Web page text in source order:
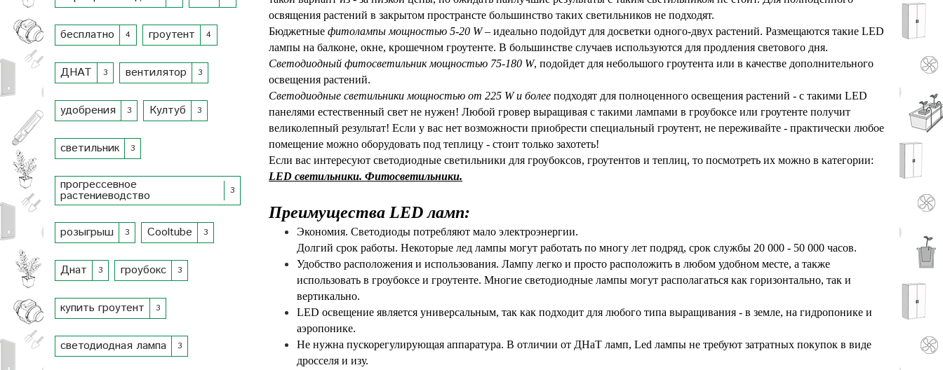
освящения растений в закрытом пространсте большинство таких светильников не подходят.
Бюджетные фитолампы мощностью 5-20 W– идеально подойдут для досветки одного-двух растений. Размещаются такие LED
лампы на балконе, окне, крошечном гроутенте. В большинстве случаев используются для продления светового дня.
Светодиодный фитосветильник мощностью 75-180 W, подойдет для небольшого гроутента или в качестве дополнительного
освещения растений.
Светодиодные светильники мощностью от 225 W и более подходят для полноценного освещения растений - с такими LED
панелями естественный свет не нужен! Любой гровер выращивая с такими лампами в гроубоксе или гроутенте получит
великолепный результат! Если у вас нет возможности приобрести специальный гроутент, не переживайте - практически любое
помещение можно оборудовать под теплицу - стоит только захотеть!
Если вас интересуют светодиодные светильники для гроубоксов, гроутентов и теплиц, то посмотреть их можно в категории:
LED светильники. Фитосветильники.
Преимущества LED ламп:
Экономия. Светодиоды потребляют мало электроэнергии.
Долгий срок работы. Некоторые лед лампы могут работать по многу лет подряд, срок службы 20 000 - 50 000 часов.
Удобство расположения и использования. Лампу легко и просто расположить в любом удобном месте, а также
использовать в гроубоксе и гроутенте. Многие светодиодные лампы могут располагаться как горизонтально, так и
вертикально.
LED освещение является универсальным, так как подходит для любого типа выращивания - в земле, на гидропонике и
аэропонике.
Не нужна пускорегулирующая аппаратура. В отличии от ДНаТ ламп, Led лампы не требуют затратных покупок в виде
дросселя и изу.
бесплатно 4 гроутент 4
ДНАТ 3 вентилятор 3
удобрения 3 Култуб 3
светильник 3
прогрессевное
растениеводство 3
розыгрыш 3 Cooltube 3
Днат 3 гроубокс 3
купить гроутент 3
светодиодная лампа 3